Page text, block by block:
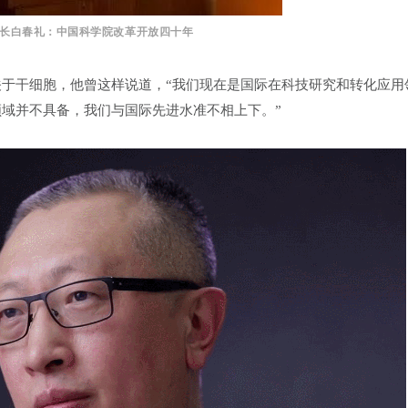
白春礼：中国科学院改革开放四十年
干细胞，他曾这样说道，“我们现在是国际在科技研究和转化应用
并不具备，我们与国际先进水准不相上下。”